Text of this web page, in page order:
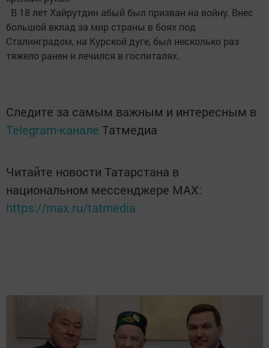
В 18 лет Хайрутдин абый был призван на войну. Внес
большой вклад за мир страны в боях под
Сталинградом, на Курской дуге, был несколько раз
тяжело ранен и лечился в госпиталях.
Следите за самым важным и интересным в
Telegram-канале Татмедиа
Читайте новости Татарстана в
национальном мессенджере MАХ:
https://max.ru/tatmedia